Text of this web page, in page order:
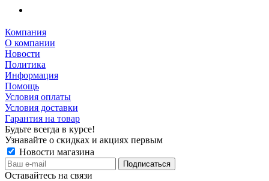
Компания
О компании
Новости
Политика
Информация
Помощь
Условия оплаты
Условия доставки
Гарантия на товар
Будьте всегда в курсе!
Узнавайте о скидках и акциях первым
Новости магазина
Оставайтесь на связи